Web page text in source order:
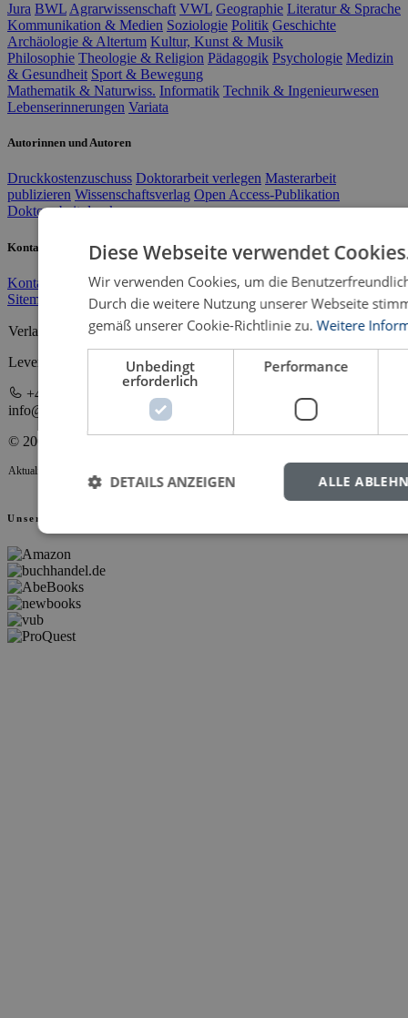
Jura BWL Agrarwissenschaft VWL Geographie Literatur & Sprache
Kommunikation & Medien Soziologie Politik Geschichte
Archäologie & Altertum Kultur, Kunst & Musik
Philosophie Theologie & Religion Pädagogik Psychologie Medizin
& Gesundheit Sport & Bewegung
Mathematik & Naturwiss. Informatik Technik & Ingenieurwesen
Lebenserinnerungen Variata
Autorinnen und Autoren
Druckkostenzuschuss Doktorarbeit verlegen Masterarbeit
publizieren Wissenschaftsverlag Open Access-Publikation
Doktorarbeit drucken
Kontakt und Service
Kontakt Impressum DatenschutzAGB Downloads Hochschulen
Sitemap
Verlag Dr. Kovač GmbH
Leverkusenstraße 13 • 22761 Hamburg
+49 40 398880 0
info@verlagdrkovac.de
© 2000-2026 Verlag Dr. Kovač
Aktualisiert 09.08.2026 15:59
Unsere Partner
Diese Webseite verwendet
Wir verwenden Cookies, um die
Durch die weitere Nutzung unserer Webseite
gemäß unserer Cookie-Richtlinie zu. Weitere
Unbedingt
erforderlich
Performance
ALLE
DETAILS ANZEIGEN